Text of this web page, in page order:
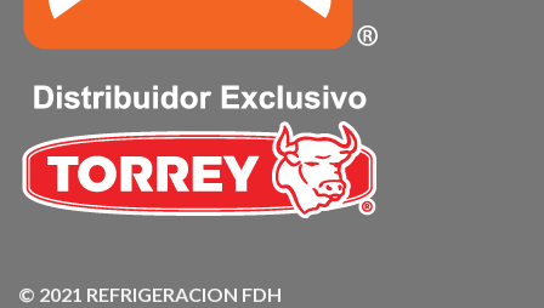
© 2021 REFRIGERACION FDH